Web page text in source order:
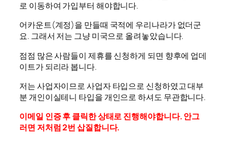
로 이동하여 가입부터 해야합니다.
어카운트(계정)을 만들때 국적에 우리나라가 없더군
요. 그래서 저는 그냥 미국으로 올려놓았습니다.
점점 많은 사람들이 제휴를 신청하게 되면 향후에 업데
이트가 되리라 봅니다.
저는 사업자이므로 사업자 타입으로 신청하였고 대부
분 개인이실테니 타입을 개인으로 하셔도 무관합니다.
이메일 인증 후 클릭한 상태로 진행해야합니다. 안그
러면 저처럼 2번 삽질합니다.